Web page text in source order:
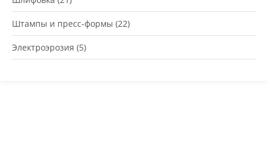
Штампы и пресс-формы (22)
Электроэрозия (5)